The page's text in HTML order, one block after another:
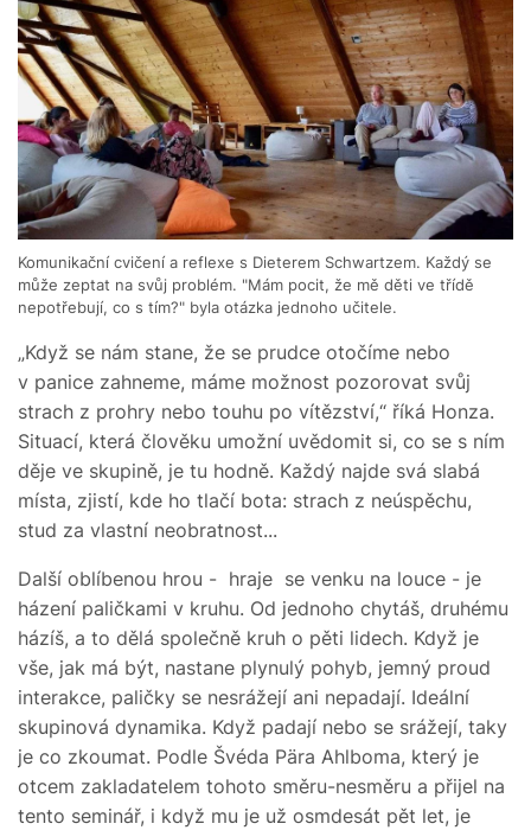
Komunikační cvičení a reflexe s Dieterem Schwartzem. Každý se
může zeptat na svůj problém. "Mám pocit, že mě děti ve třídě
nepotřebují, co s tím?" byla otázka jednoho učitele.
„Když se nám stane, že se prudce otočíme nebo
v panice zahneme, máme možnost pozorovat svůj
strach z prohry nebo touhu po vítězství,“ říká Honza.
Situací, která člověku umožní uvědomit si, co se s ním
děje ve skupině, je tu hodně. Každý najde svá slabá
místa, zjistí, kde ho tlačí bota: strach z neúspěchu,
stud za vlastní neobratnost...
Další oblíbenou hrou - hraje se venku na louce - je
házení paličkami v kruhu. Od jednoho chytáš, druhému
házíš, a to dělá společně kruh o pěti lidech. Když je
vše, jak má být, nastane plynulý pohyb, jemný proud
interakce, paličky se nesrážejí ani nepadají. Ideální
skupinová dynamika. Když padají nebo se srážejí, taky
je co zkoumat. Podle Švéda Pära Ahlboma, který je
otcem zakladatelem tohoto směru-nesměru a přijel na
tento seminář, i když mu je už osmdesát pět let, je